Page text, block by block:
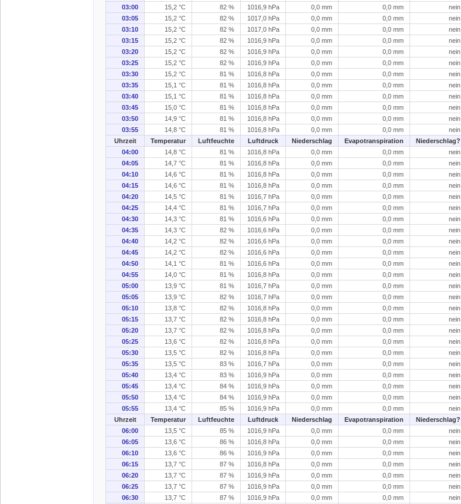
03:00
15,2 °C 82 % 1016,9 hPa 0,0 mm 0,0 mm nein
03:05
15,2 °C 82 % 1017,0 hPa 0,0 mm 0,0 mm nein
03:10
15,2 °C 82 % 1017,0 hPa 0,0 mm 0,0 mm nein
03:15
15,2 °C 82 % 1016,9 hPa 0,0 mm 0,0 mm nein
03:20
15,2 °C 82 % 1016,9 hPa 0,0 mm 0,0 mm nein
03:25
15,2 °C 82 % 1016,9 hPa 0,0 mm 0,0 mm nein
03:30
15,2 °C 81 % 1016,8 hPa 0,0 mm 0,0 mm nein
03:35
15,1 °C 81 % 1016,8 hPa 0,0 mm 0,0 mm nein
03:40
15,1 °C 81 % 1016,8 hPa 0,0 mm 0,0 mm nein
03:45
15,0 °C 81 % 1016,8 hPa 0,0 mm 0,0 mm nein
03:50
14,9 °C 81 % 1016,8 hPa 0,0 mm 0,0 mm nein
03:55
14,8 °C 81 % 1016,8 hPa 0,0 mm 0,0 mm nein
Uhrzeit
Temperatur Luftfeuchte Luftdruck Niederschlag Evapotranspiration Niederschlag?
04:00
14,8 °C 81 % 1016,8 hPa 0,0 mm 0,0 mm nein
04:05
14,7 °C 81 % 1016,8 hPa 0,0 mm 0,0 mm nein
04:10
14,6 °C 81 % 1016,8 hPa 0,0 mm 0,0 mm nein
04:15
14,6 °C 81 % 1016,8 hPa 0,0 mm 0,0 mm nein
04:20
14,5 °C 81 % 1016,7 hPa 0,0 mm 0,0 mm nein
04:25
14,4 °C 81 % 1016,7 hPa 0,0 mm 0,0 mm nein
04:30
14,3 °C 81 % 1016,6 hPa 0,0 mm 0,0 mm nein
04:35
14,3 °C 82 % 1016,6 hPa 0,0 mm 0,0 mm nein
04:40
14,2 °C 82 % 1016,6 hPa 0,0 mm 0,0 mm nein
04:45
14,2 °C 82 % 1016,6 hPa 0,0 mm 0,0 mm nein
04:50
14,1 °C 81 % 1016,6 hPa 0,0 mm 0,0 mm nein
04:55
14,0 °C 81 % 1016,8 hPa 0,0 mm 0,0 mm nein
05:00
13,9 °C 81 % 1016,7 hPa 0,0 mm 0,0 mm nein
05:05
13,9 °C 82 % 1016,7 hPa 0,0 mm 0,0 mm nein
05:10
13,8 °C 82 % 1016,8 hPa 0,0 mm 0,0 mm nein
05:15
13,7 °C 82 % 1016,8 hPa 0,0 mm 0,0 mm nein
05:20
13,7 °C 82 % 1016,8 hPa 0,0 mm 0,0 mm nein
05:25
13,6 °C 82 % 1016,8 hPa 0,0 mm 0,0 mm nein
05:30
13,5 °C 82 % 1016,8 hPa 0,0 mm 0,0 mm nein
05:35
13,5 °C 83 % 1016,7 hPa 0,0 mm 0,0 mm nein
05:40
13,4 °C 83 % 1016,9 hPa 0,0 mm 0,0 mm nein
05:45
13,4 °C 84 % 1016,9 hPa 0,0 mm 0,0 mm nein
05:50
13,4 °C 84 % 1016,9 hPa 0,0 mm 0,0 mm nein
05:55
13,4 °C 85 % 1016,9 hPa 0,0 mm 0,0 mm nein
Uhrzeit
Temperatur Luftfeuchte Luftdruck Niederschlag Evapotranspiration Niederschlag?
06:00
13,5 °C 85 % 1016,9 hPa 0,0 mm 0,0 mm nein
06:05
13,6 °C 86 % 1016,8 hPa 0,0 mm 0,0 mm nein
06:10
13,6 °C 86 % 1016,9 hPa 0,0 mm 0,0 mm nein
06:15
13,7 °C 87 % 1016,8 hPa 0,0 mm 0,0 mm nein
06:20
13,7 °C 87 % 1016,9 hPa 0,0 mm 0,0 mm nein
06:25
13,7 °C 87 % 1016,9 hPa 0,0 mm 0,0 mm nein
06:30
13,7 °C 87 % 1016,9 hPa 0,0 mm 0,0 mm nein